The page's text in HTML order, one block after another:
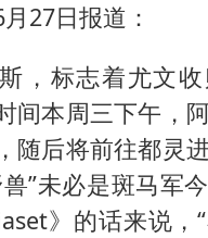
大V：马科斯把路
白海豚将正面袭
宇树王兴兴被问
27日报道：
，标志着尤文
间本周三下午，
随后将前往都灵
”未必是斑马军
》的话来说，